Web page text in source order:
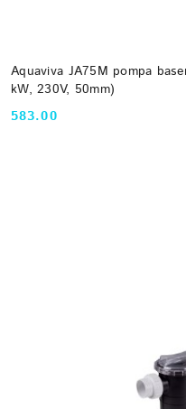
Aquaviva JA75M pompa
kW, 230V, 50mm)
Cena:
583.00